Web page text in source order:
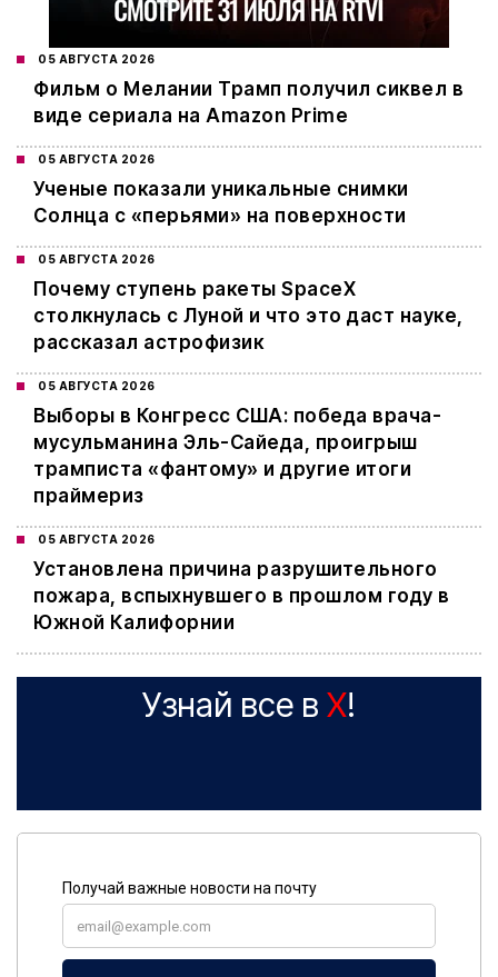
05 АВГУСТА 2026
Фильм о Мелании Трамп получил сиквел в
виде сериала на Amazon Prime
05 АВГУСТА 2026
Ученые показали уникальные снимки
Солнца с «перьями» на поверхности
05 АВГУСТА 2026
Почему ступень ракеты SpaceX
столкнулась с Луной и что это даст науке,
рассказал астрофизик
05 АВГУСТА 2026
Выборы в Конгресс США: победа врача-
мусульманина Эль-Сайеда, проигрыш
трамписта «фантому» и другие итоги
праймериз
05 АВГУСТА 2026
Установлена причина разрушительного
пожара, вспыхнувшего в прошлом году в
Южной Калифорнии
Узнай все в X!